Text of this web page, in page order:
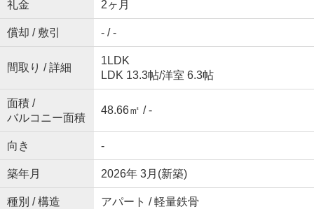
礼金 2ヶ月
償却 / 敷引 - / -
間取り / 詳細
1LDK
LDK 13.3帖/洋室 6.3帖
面積 /
バルコニー面積
48.66㎡ / -
向き -
築年月 2026年 3月(新築)
種別 / 構造 アパート / 軽量鉄骨